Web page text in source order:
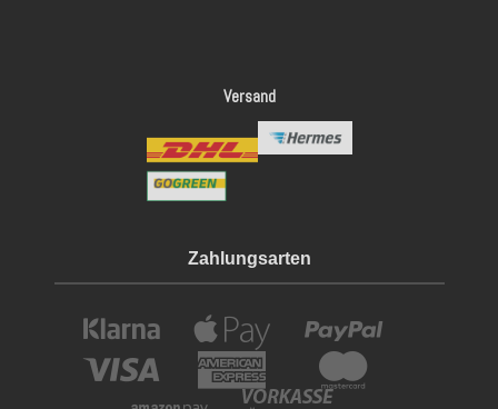
Versand
Zahlungsarten